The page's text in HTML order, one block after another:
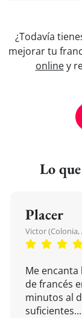
¿Todavía
mejorar tu
onliney
Lo
Placer
Victor (Colonia,
Me
de francés
minutos al